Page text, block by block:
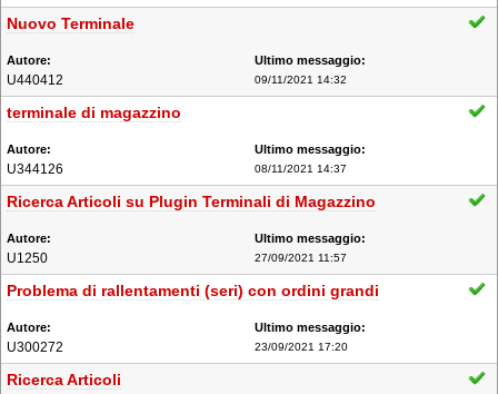
Nuovo Terminale
U440412 09/11/2021 14:32
terminale di magazzino
U344126 08/11/2021 14:37
Ricerca Articoli su Plugin Terminali di Magazzino
U1250 27/09/2021 11:57
Problema di rallentamenti (seri) con ordini grandi
U300272 23/09/2021 17:20
Ricerca Articoli